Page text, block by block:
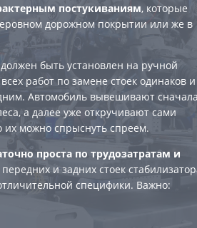
постукиваниям, которые
дорожном покрытии или же в
быть установлен на ручной
работ по замене стоек одинаков и
Автомобиль вывешивают сначала
а далее уже откручивают сами
их можно спрыснуть спреем.
проста по трудозатратам и
и задних стоек
специфики. Важно: